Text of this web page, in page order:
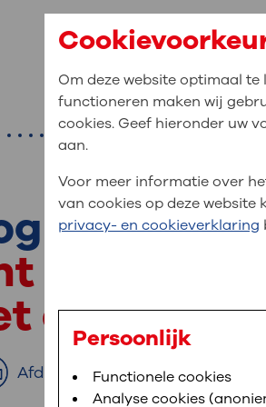
navigatie
bent u naar
,MijnOLVG,
medische
In MijnOLVG kunt u uw
het u uitkomt. OLVG breidt
zien door
oog
Afdrukken
Om deze website optimaal te
functioneren maken wij
cookies. Geef hieronder uw
aan.
Voor meer informatie over
van cookies op deze website
privacy- en cookieverklaring
Persoonlijk
Functionele cookies
Analyse cookies